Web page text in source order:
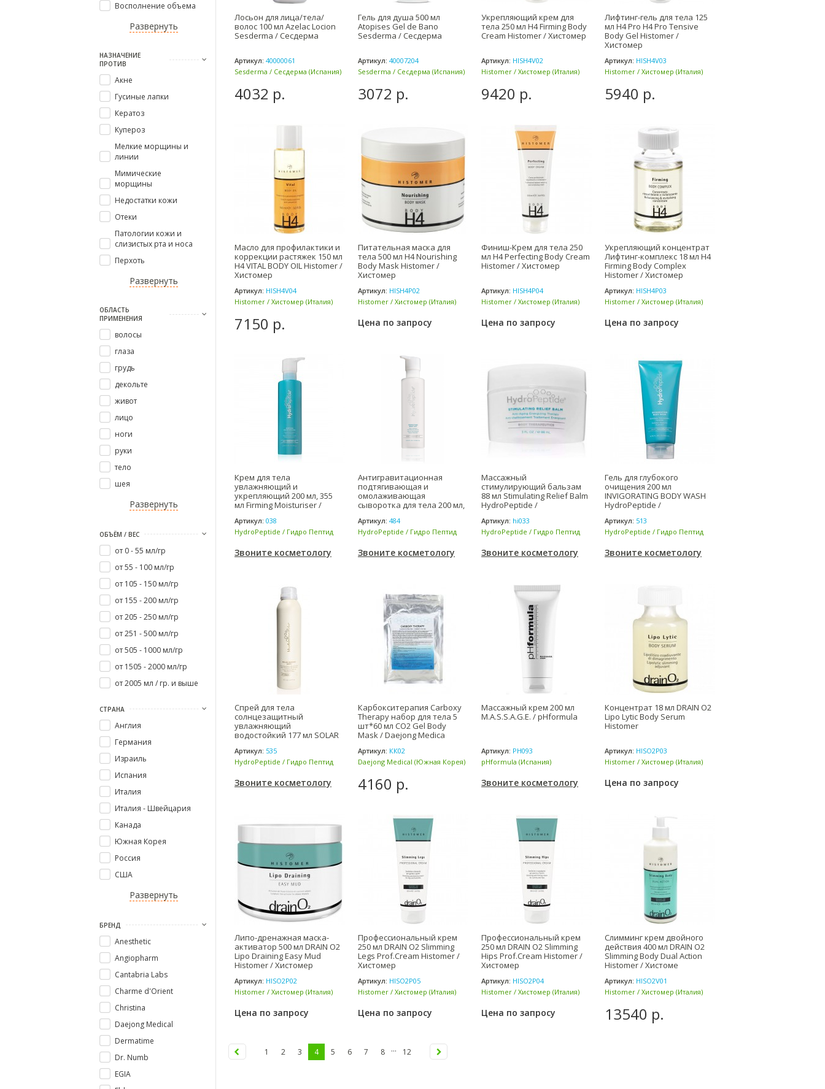
Восполнение объема
Развернуть
НАЗНАЧЕНИЕ
ПРОТИВ
Акне
Гусиные лапки
Кератоз
Купероз
Мелкие морщины и
линии
Мимические
морщины
Недостатки кожи
Отеки
Патологии кожи и
слизистых рта и носа
Перхоть
Развернуть
ОБЛАСТЬ
ПРИМЕНЕНИЯ
волосы
глаза
грудь
декольте
живот
лицо
ноги
руки
тело
шея
Развернуть
ОБЪЁМ / ВЕС
от 0 - 55 мл/гр
от 55 - 100 мл/гр
от 105 - 150 мл/гр
от 155 - 200 мл/гр
от 205 - 250 мл/гр
от 251 - 500 мл/гр
от 505 - 1000 мл/гр
от 1505 - 2000 мл/гр
от 2005 мл / гр. и выше
СТРАНА
Англия
Германия
Израиль
Испания
Италия
Италия - Швейцария
Канада
Южная Корея
Россия
США
Развернуть
БРЕНД
Anesthetic
Angiopharm
Cantabria Labs
Charme d'Orient
Christina
Daejong Medical
Dermatime
Dr. Numb
EGIA
Лосьон для лица/тела/
волос 100 мл Azelac Locion
Sesderma / Сесдерма
Артикул: 40000061
Sesderma / Сесдерма (Испания)
4032 р.
Гель для душа 500 мл
Atopises Gel de Bano
Sesderma / Сесдерма
Артикул: 40007204
Sesderma / Сесдерма (Испания)
3072 р.
Укрепляющий крем для
тела 250 мл H4 Firming Body
Cream Histomer / Хистомер
Артикул: HISH4V02
Histomer / Хистомер (Италия)
9420 р.
Лифтинг-гель для тела 125
мл H4 Pro H4 Pro Tensive
Body Gel Histomer /
Хистомер
Артикул: HISH4V03
Histomer / Хистомер (Италия)
5940 р.
Масло для профилактики и
коррекции растяжек 150 мл
Н4 VITAL BODY OIL Histomer /
Хистомер
Артикул: HISH4V04
Histomer / Хистомер (Италия)
7150 р.
Питательная маска для
тела 500 мл H4 Nourishing
Body Mask Histomer /
Хистомер
Артикул: HISH4P02
Histomer / Хистомер (Италия)
Цена по запросу
Финиш-Крем для тела 250
мл Н4 Perfecting Body Cream
Histomer / Хистомер
Артикул: HISH4P04
Histomer / Хистомер (Италия)
Цена по запросу
Укрепляющий концентрат
Лифтинг-комплекс 18 мл H4
Firming Body Complex
Histomer / Хистомер
Артикул: HISH4P03
Histomer / Хистомер (Италия)
Цена по запросу
Крем для тела
увлажняющий и
укрепляющий 200 мл, 355
мл Firming Moisturiser /
Артикул: 038
HydroPeptide / Гидро Пептид
Звоните косметологу
Антигравитационная
подтягивающая и
омолаживающая
сыворотка для тела 200 мл,
Артикул: 484
HydroPeptide / Гидро Пептид
Звоните косметологу
Массажный
стимулирующий бальзам
88 мл ​Stimulating Relief Balm
HydroPeptide /
Артикул: hi033
HydroPeptide / Гидро Пептид
Звоните косметологу
Гель для глубокого
очищения 200 мл
INVIGORATING BODY WASH
HydroPeptide /
Артикул: 513
HydroPeptide / Гидро Пептид
Звоните косметологу
Спрей для тела
солнцезащитный
увлажняющий
водостойкий 177 мл SOLAR
Артикул: 535
HydroPeptide / Гидро Пептид
Звоните косметологу
Карбокситерапия Carboxy
Therapy набор для тела 5
шт*60 мл CO2 Gel Body
Mask / Daejong Medica
Артикул: КК02
Daejong Medical (Южная Корея)
4160 р.
Массажный крем 200 мл
M.A.S.S.A.G.E. / pHformula
Артикул: PH093
pHformula (Испания)
Звоните косметологу
Концентрат 18 мл DRAIN O2
Lipo Lytic Body Serum
Histomer
Артикул: HISO2P03
Histomer / Хистомер (Италия)
Цена по запросу
Липо-дренажная маска-
активатор 500 мл DRAIN O2
Lipo Draining Easy Mud
Histomer / Хистомер
Артикул: HISO2P02
Histomer / Хистомер (Италия)
Цена по запросу
Профессиональный крем
250 мл DRAIN O2 Slimming
Legs Prof.Cream Histomer /
Хистомер
Артикул: HISO2P05
Histomer / Хистомер (Италия)
Цена по запросу
Профессиональный крем
250 мл DRAIN O2 Slimming
Hips Prof.Cream Histomer /
Хистомер
Артикул: HISO2P04
Histomer / Хистомер (Италия)
Цена по запросу
Слимминг крем двойного
действия 400 мл DRAIN O2
Slimming Body Dual Action
Histomer / Хистоме
Артикул: HISO2V01
Histomer / Хистомер (Италия)
13540 р.
1 2 3 4 5 6 7 8 ... 12